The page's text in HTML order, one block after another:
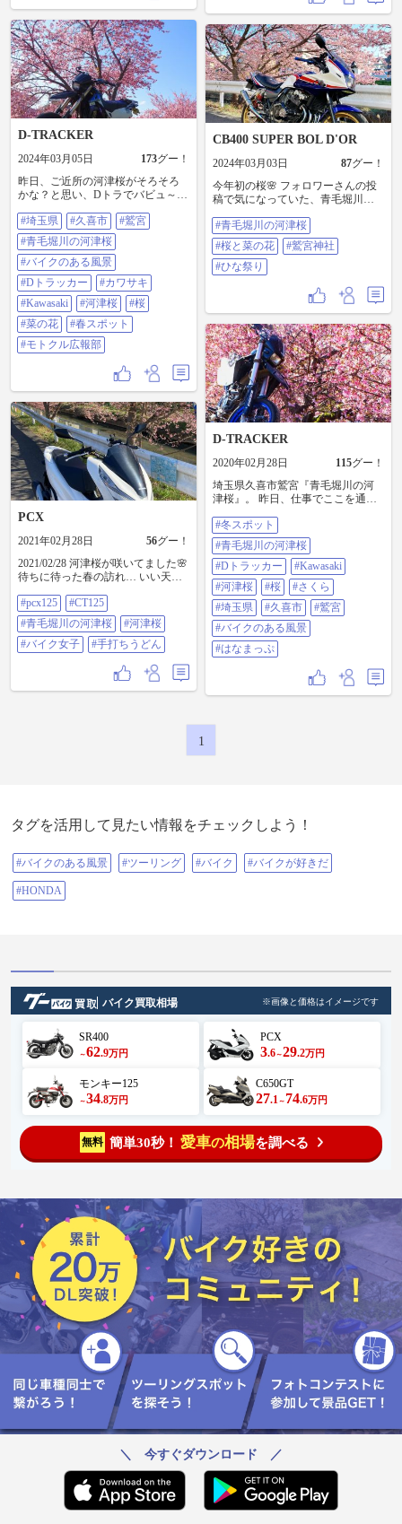
堀川 #青毛堀川の河津桜 #zx25r
#zx25rse #kawasaki #カワサキ #モト
クル広報部 #春スポット
D-TRACKER
2024年03月05日 173グー！
昨日、ご近所の河津桜がそろそろ
かな？と思い、Dトラでバビュ～ん
ました～😆。 そして、菜の花のコ
ラボも。 めっちゃ綺麗でございま
した😊。 #埼玉県 #久喜市 #鷲宮 #
青毛堀川の河津桜 #バイクのある風
景 #Dトラッカー #カワサキ
#kawasaki #河津桜 #桜 #菜の花 #春
スポット #モトクル広報部
#埼玉県 #久喜市
#鷲宮
#青毛堀川の河津桜
#バイクのある風景
#Dトラッカー
#カワサキ
#Kawasaki
#河津桜
#桜
#菜の花
#春スポット
#モトクル広報部
CB400 SUPER BOL D'OR
2024年03月03日 87グー！
今年初の桜🌸 フォロワーさんの投
稿で気になっていた、青毛堀川の
🌸菜の花も咲いていて とっても綺
麗でした😍 バイクも映えました
笑 帰りに立派な鳥居⛩️がある鷲宮
神社へ、しっかりとお参りして、
朱印もらいました。 #青毛堀川の河
#青毛堀川の河津桜
#桜と菜の花
#鷲宮神社
#ひな祭り
PCX
2021年02月28日 56グー！
2021/02/28 河津桜が咲いてました🌸
待ちに待った春の訪れ… いい天気
かりに立ち寄った 手打ち麺屋「 め
んこや岡安 」🍲 明治創業らしい老
舗名店ﾃﾞｼﾀ💕 #pcx125 #ct125 #青毛
堀川の河津桜 #河津桜 #バイク女子
#pcx125
#CT125
#青毛堀川の河津桜
#河津桜
#バイク女子
#手打ちうどん
D-TRACKER
2020年02月28日 115グー！
埼玉県久喜市鷲宮『青毛堀川の河
津桜』。 昨日、仕事でここを通過
事を知り、どうしてもバイクとパ
シャリしたくて、本日の午後Dトラ
号でちょいっとバビューンしてき
ました😁。 平日でも満開の河津桜
を楽しんでる方も多く、 1キロを越
える桜並木は、青空と相まって、
最高に映えてました。 見頃は今週
末までかな？。 『春近し！』です
ね😊 近場でも、こんな良いとこが
あるのは嬉しい限りです😊 #冬スポ
ット #青毛堀川の河津桜 #Dトラッ
カー #kawasaki #河津桜 #桜 #さくら
#埼玉県 #久喜市 #鷲宮 #バイクのあ
#冬スポット
#青毛堀川の河津桜
#Dトラッカー
#Kawasaki
#河津桜
#桜
#さくら
#埼玉県
#久喜市
#鷲宮
#バイクのある風景
#はなまっぷ
1
タグを活用して見たい情報をチェックしよう！
#バイクのある風景 #ツーリング #バイク #バイクが好きだ
#HONDA
バイク買取相場 ※画像と価格はイメージです
SR400
～62.9万円
PCX
3.6～29.2万円
モンキー125
～34.8万円
C650GT
27.1 ～ 74.6万円
無料 簡単30秒！ 愛車の相場を調べる
＼ 今すぐダウンロード ／